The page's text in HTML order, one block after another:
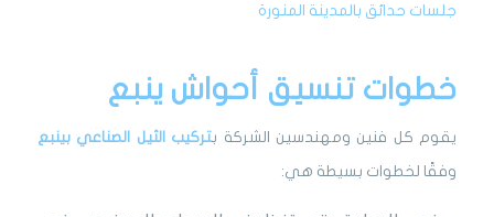
جلسات حدائق بالمدينة المنورة
خطوات تنسيق أحواش ينبع
يقوم كل فنين ومهندسين الشركة بتركيب الثيل الصناعي بينبع
وفقًا لخطوات بسيطة هي: